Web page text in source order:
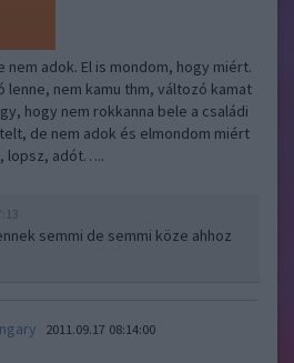
adok. El is mondom, hogy miért.
lenne, nem kamu thm, változó kamat
hogy nem rokkanna bele a családi
de nem adok és elmondom miért
lopsz, adót…..
semmi de semmi köze ahhoz
2011.09.17 08:14:00